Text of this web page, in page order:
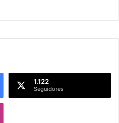
1.122
Seguidores